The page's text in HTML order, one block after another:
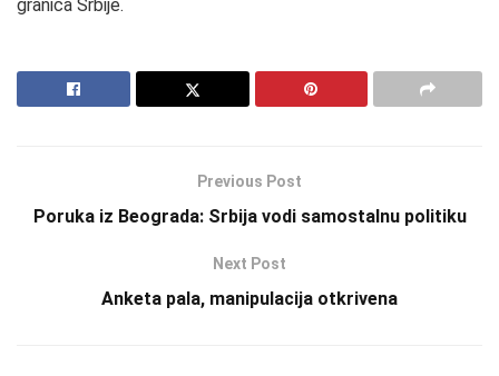
granica Srbije.
Previous Post
Poruka iz Beograda: Srbija vodi samostalnu politiku
Next Post
Anketa pala, manipulacija otkrivena